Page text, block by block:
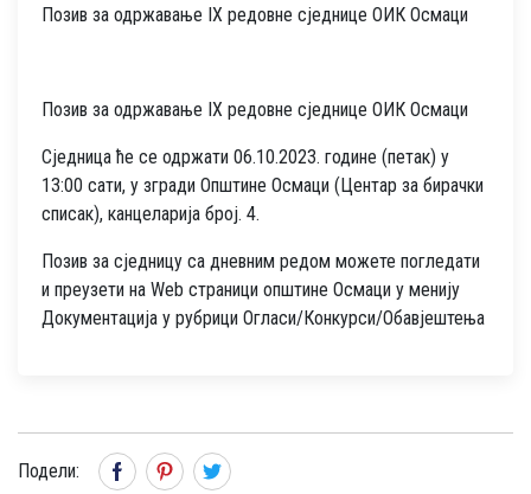
Позив за одржавање IX редовне сједнице ОИК Осмаци
Позив за одржавање IX редовне сједнице ОИК Осмаци
Сједница ће се одржати 06.10.2023. године (петак) у
13:00 сати, у згради Општине Осмаци (Центар за бирачки
списак), канцеларија број. 4.
Позив за сједницу са дневним редом можете погледати
и преузети на Web страници општине Осмаци у менију
Документација у рубрици Огласи/Конкурси/Обавјештења
Подели: